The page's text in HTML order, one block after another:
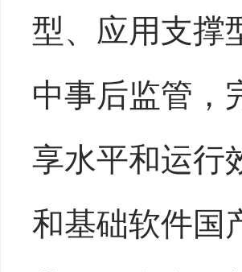
型、应用支撑
中事后监管，
享水平和运行
和基础软件国